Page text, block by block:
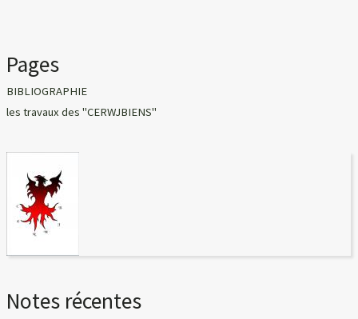
Pages
BIBLIOGRAPHIE
les travaux des "CERWJBIENS"
Notes récentes